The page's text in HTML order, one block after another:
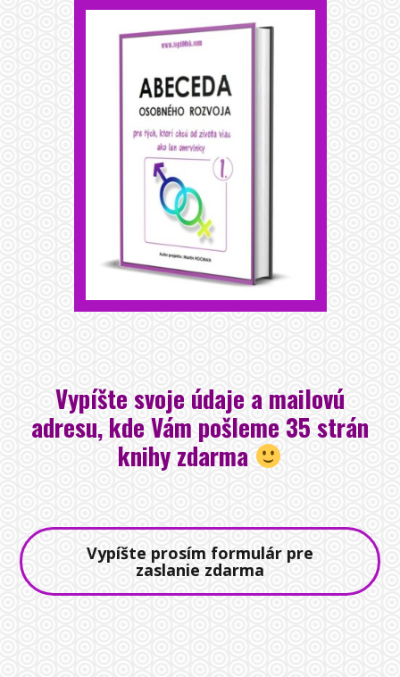
Vypíšte svoje údaje a mailovú
adresu, kde Vám pošleme 35 strán
knihy zdarma
Vypíšte prosím formulár pre
zaslanie zdarma